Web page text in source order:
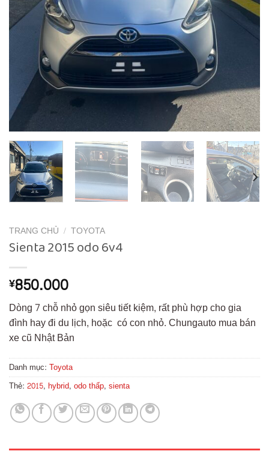
TRANG CHỦ / TOYOTA
Sienta 2015 odo 6v4
¥850.000
Dòng 7 chỗ nhỏ gọn siêu tiết kiệm, rất phù hợp cho gia
đình hay đi du lịch, hoặc có con nhỏ. Chungauto mua bán
xe cũ Nhật Bản
Danh mục: Toyota
Thẻ: 2015, hybrid, odo thấp, sienta